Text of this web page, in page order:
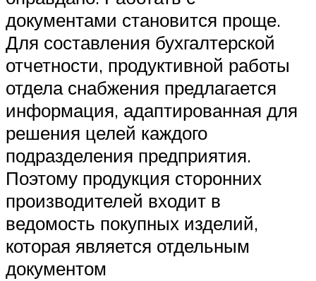
документами становится проще.
Для составления бухгалтерской
отчетности, продуктивной работы
отдела снабжения предлагается
информация, адаптированная для
решения целей каждого
подразделения предприятия.
Поэтому продукция сторонних
производителей входит в
ведомость покупных изделий,
которая является отдельным
документом